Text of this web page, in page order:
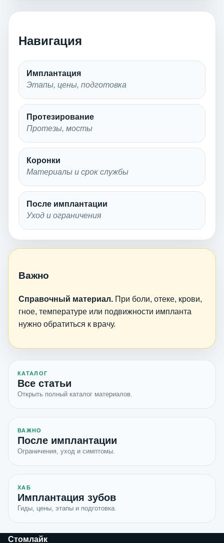
Навигация
Имплантация
Этапы, цены, подготовка
Протезирование
Протезы, мосты
Коронки
Материалы и срок службы
После имплантации
Уход и ограничения
Важно
Справочный материал. При боли, отеке, крови,
гное, температуре или подвижности импланта
нужно обратиться к врачу.
КАТАЛОГ
Все статьи
Открыть полный каталог материалов.
ВАЖНО
После имплантации
Ограничения, уход и симптомы.
ХАБ
Имплантация зубов
Гиды, цены, этапы и подготовка.
Стомлайк